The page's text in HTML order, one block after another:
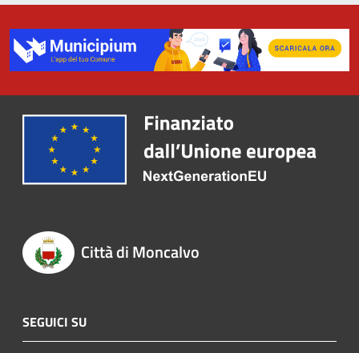
Città di Moncalvo
SEGUICI SU